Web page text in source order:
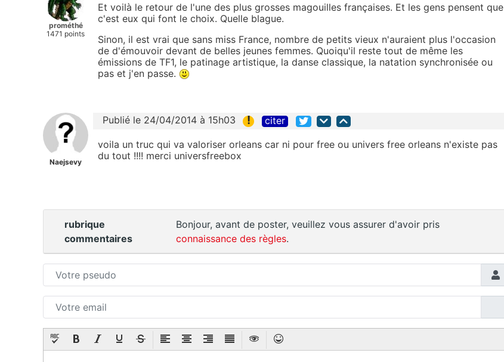
prométhé
1471 points
Et voilà le retour de l'une des plus grosses magouilles françaises. Et les gens pensent que
c'est eux qui font le choix. Quelle blague.
Sinon, il est vrai que sans miss France, nombre de petits vieux n'auraient plus l'occasion
de d'émouvoir devant de belles jeunes femmes. Quoiqu'il reste tout de même les
émissions de TF1, le patinage artistique, la danse classique, la natation synchronisée ou
pas et j'en passe.
Naejsevy
Publié le 24/04/2014 à 15h03 ! citer
voila un truc qui va valoriser orleans car ni pour free ou univers free orleans n'existe pas
du tout !!!! merci universfreebox
rubrique
commentaires
Bonjour, avant de poster, veuillez vous assurer d'avoir pris
connaissance des règles.